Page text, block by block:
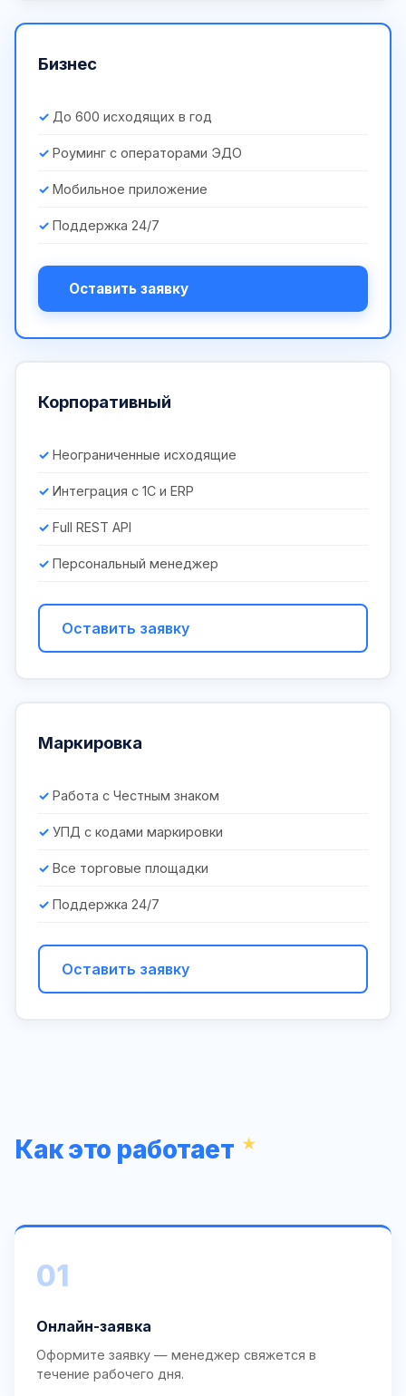
Бизнес
До 600 исходящих в год
Роуминг с операторами ЭДО
Мобильное приложение
Поддержка 24/7
Оставить заявку
Корпоративный
Неограниченные исходящие
Интеграция с 1С и ERP
Full REST API
Персональный менеджер
Оставить заявку
Маркировка
Работа с Честным знаком
УПД с кодами маркировки
Все торговые площадки
Поддержка 24/7
Оставить заявку
Как это работает
01
Онлайн-заявка
Оформите заявку — менеджер свяжется в
течение рабочего дня.